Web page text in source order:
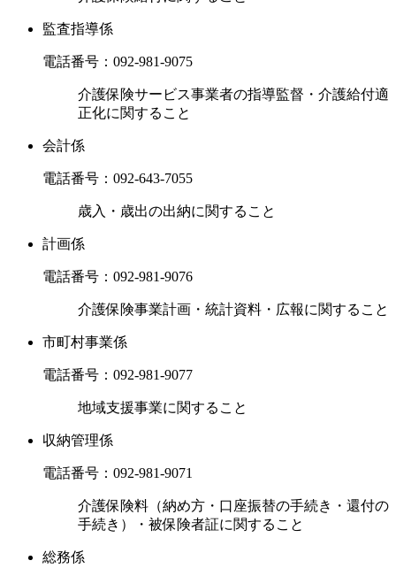
監査指導係
電話番号： 092-981-9075
介護保険サービス事業者の指導監督・介護給付適
正化に関すること
会計係
電話番号： 092-643-7055
歳入・歳出の出納に関すること
計画係
電話番号： 092-981-9076
介護保険事業計画・統計資料・広報に関すること
市町村事業係
電話番号： 092-981-9077
地域支援事業に関すること
収納管理係
電話番号： 092-981-9071
介護保険料（納め方・口座振替の手続き・還付の
手続き）・被保険者証に関すること
総務係